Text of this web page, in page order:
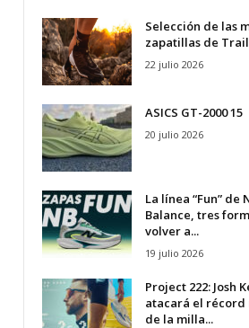
Selección de las
zapatillas de
22 julio 2026
ASICS GT-2000 15
20 julio 2026
La línea “Fun” de
Balance, tres
volver a...
19 julio 2026
Project 222: Josh
atacará el récord
de la milla...